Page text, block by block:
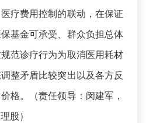
疗费用控制的联动，在保证
基金可承受、群众负担总体
范诊疗行为为取消医用耗材
整矛盾比较突出以及各方反
格。（责任领导：闵建军，
股）